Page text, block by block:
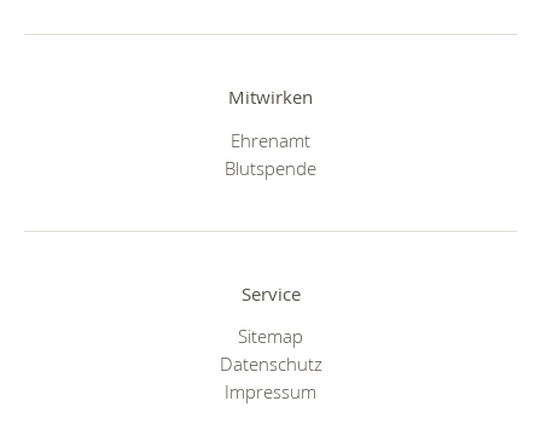
Mitwirken
Ehrenamt
Blutspende
Service
Sitemap
Datenschutz
Impressum